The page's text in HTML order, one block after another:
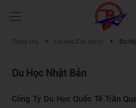
Trang chủ Du Học Các Nước Du
Du Học Nhật Bản
Công Ty Du Học Quốc Tế Trần